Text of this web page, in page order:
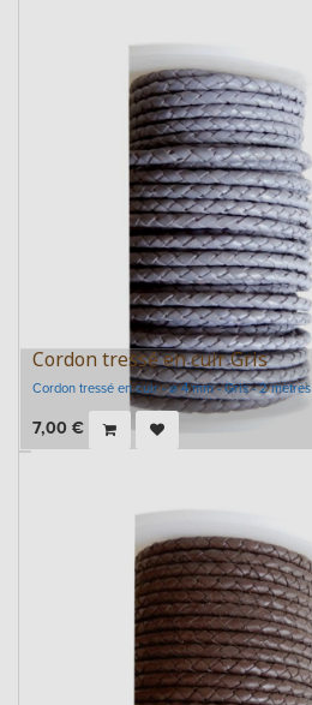
Cordon tressé en cuir Gris
Cordon tressé en cuir - ⌀ 4 mm - Gris - 2 mètres
7,00 €